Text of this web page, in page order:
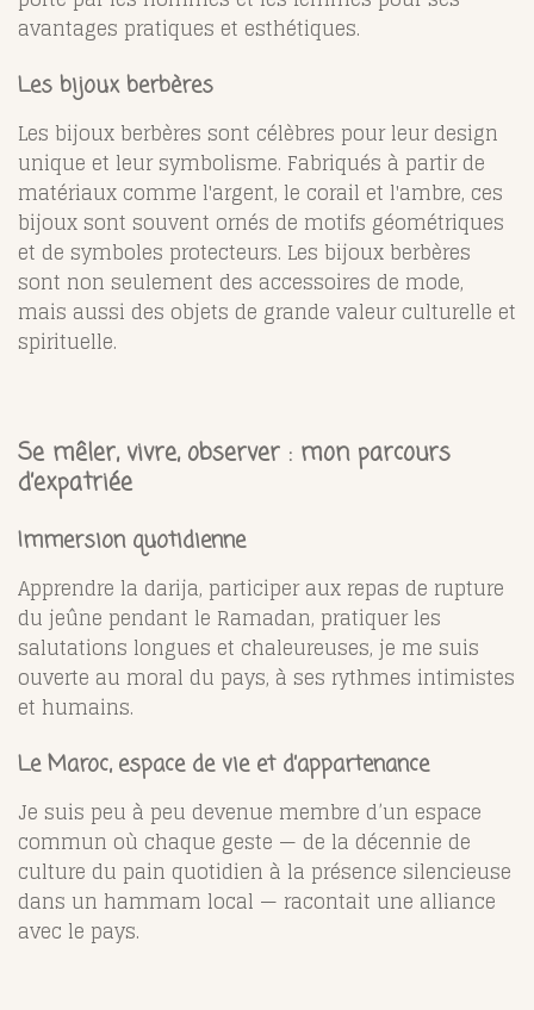
avantages pratiques et esthétiques.
Les bijoux berbères
Les bijoux berbères sont célèbres pour leur design
unique et leur symbolisme. Fabriqués à partir de
matériaux comme l'argent, le corail et l'ambre, ces
bijoux sont souvent ornés de motifs géométriques
et de symboles protecteurs. Les bijoux berbères
sont non seulement des accessoires de mode,
mais aussi des objets de grande valeur culturelle et
spirituelle.
Se mêler, vivre, observer : mon parcours
d’expatriée
Immersion quotidienne
Apprendre la darija, participer aux repas de rupture
du jeûne pendant le Ramadan, pratiquer les
salutations longues et chaleureuses, je me suis
ouverte au moral du pays, à ses rythmes intimistes
et humains.
Le Maroc, espace de vie et d’appartenance
Je suis peu à peu devenue membre d’un espace
commun où chaque geste — de la décennie de
culture du pain quotidien à la présence silencieuse
dans un hammam local — racontait une alliance
avec le pays.